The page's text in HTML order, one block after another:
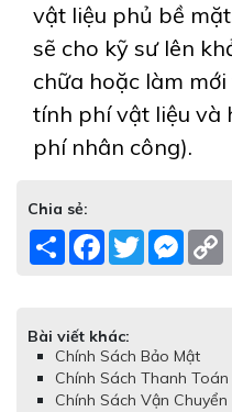
vật liệu phủ bề
sẽ cho kỹ sư lên
chữa hoặc làm
tính phí vật liệu và
phí nhân công).
Chia sẻ:
Share Facebook
Twitter
Bài viết khác:
Chính Sách Bảo Mật
Chính Sách Thanh Toán
Chính Sách Vận Chuyển